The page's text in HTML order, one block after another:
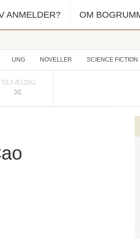
ANMELDER? OM
UNG NOVELLER SCIENCE FICTION
TILFÆLDIG